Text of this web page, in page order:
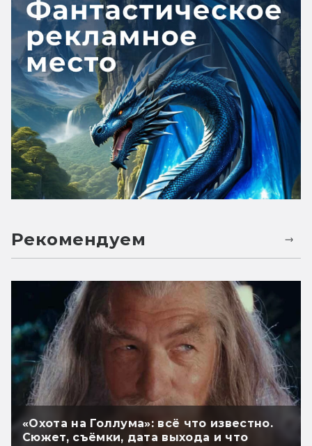
Рекомендуем
«Охота на Голлума»: всё что известно.
Сюжет, съёмки, дата выхода и что